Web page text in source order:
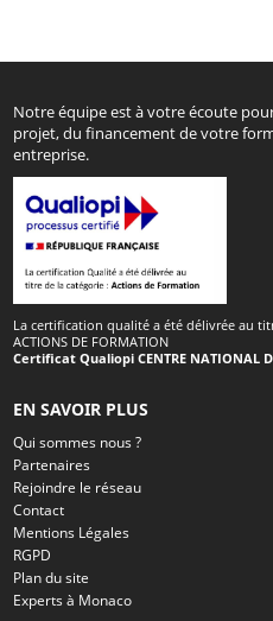
Notre équipe est à votre écoute
projet, du financement de votre
entreprise.
La certification qualité a été délivrée au
ACTIONS DE FORMATION
Certificat Qualiopi CENTRE NATIONAL
EN SAVOIR PLUS
Qui sommes nous ?
Partenaires
Rejoindre le réseau
Contact
Mentions Légales
RGPD
Plan du site
Experts à Monaco